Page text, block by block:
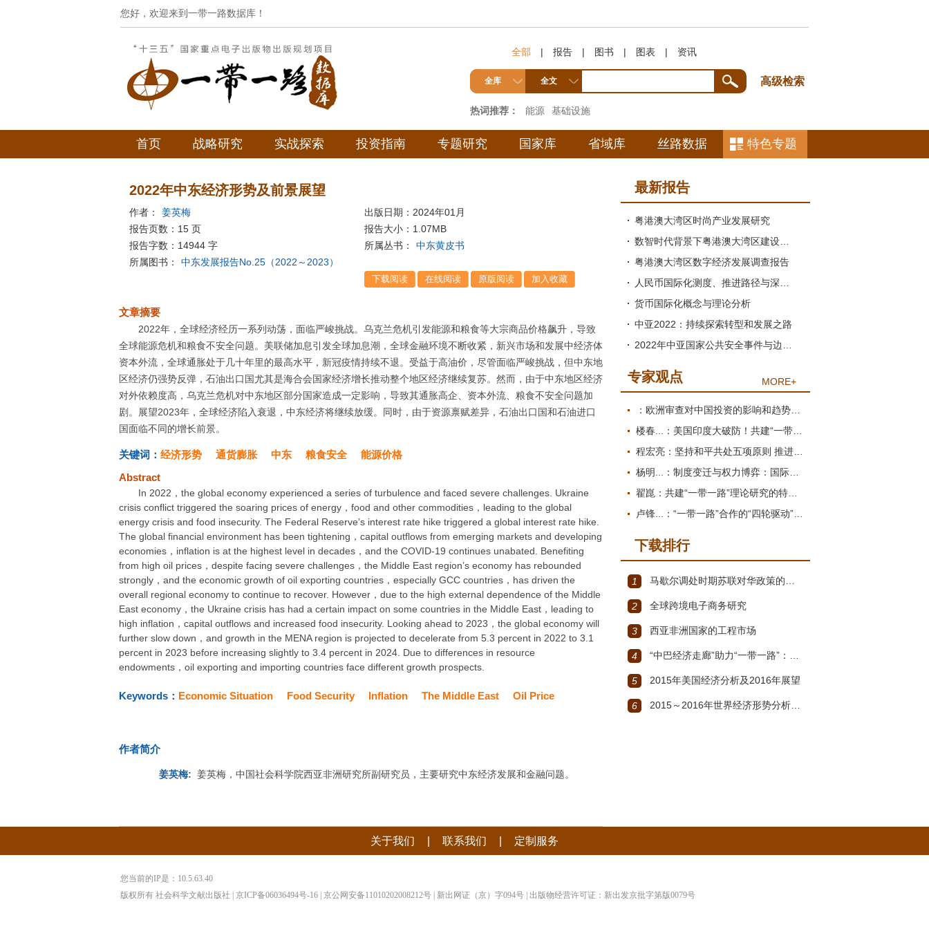
您好，欢迎来到一带一路数据库！
全部 | 报告 | 图书 | 图表 | 资讯
全库 全文 高级检索
热词推荐： 能源 基础设施
首页 战略研究 实战探索 投资指南 专题研究 国家库 省域库 丝路数据 特色专题
2022年中东经济形势及前景展望
作者： 姜英梅
出版日期：2024年01月
报告页数：15 页
报告大小： 1.07MB
报告字数：14944 字
所属丛书：
中东黄皮书
所属图书：
中东发展报告No.25（2022～2023）
文章摘要
2022年，全球经济经历一系列动荡，面临严峻挑战。乌克兰危机引发能源和粮食等大宗商品价格飙升，导致
全球能源危机和粮食不安全问题。美联储加息引发全球加息潮，全球金融环境不断收紧，新兴市场和发展中经济体
资本外流，全球通胀处于几十年里的最高水平，新冠疫情持续不退。受益于高油价，尽管面临严峻挑战，但中东地
区经济仍强势反弹，石油出口国尤其是海合会国家经济增长推动整个地区经济继续复苏。然而，由于中东地区经济
对外依赖度高，乌克兰危机对中东地区部分国家造成一定影响，导致其通胀高企、资本外流、粮食不安全问题加
剧。展望2023年，全球经济陷入衰退，中东经济将继续放缓。同时，由于资源禀赋差异，石油出口国和石油进口
国面临不同的增长前景。
关键词： 经济形势 通货膨胀 中东 粮食安全
能源价格
Abstract
In 2022，the global economy experienced a series of turbulence and faced severe challenges. Ukraine
crisis conflict triggered the soaring prices of energy，food and other commodities，leading to the global
energy crisis and food insecurity. The Federal Reserve’s interest rate hike triggered a global interest rate hike.
The global financial environment has been tightening，capital outflows from emerging markets and developing
economies，inflation is at the highest level in decades，and the COVID-19 continues unabated. Benefiting
from high oil prices，despite facing severe challenges，the Middle East region’s economy has rebounded
strongly，and the economic growth of oil exporting countries，especially GCC countries，has driven the
overall regional economy to continue to recover. However，due to the high external dependence of the Middle
East economy，the Ukraine crisis has had a certain impact on some countries in the Middle East，leading to
high inflation，capital outflows and increased food insecurity. Looking ahead to 2023，the global economy will
further slow down，and growth in the MENA region is projected to decelerate from 5.3 percent in 2022 to 3.1
percent in 2023 before increasing slightly to 3.4 percent in 2024. Due to differences in resource
endowments，oil exporting and importing countries face different growth prospects.
Keywords： Economic Situation Food Security Inflation The Middle East Oil Price
作者简介
姜英梅: 姜英梅，中国社会科学院西亚非洲研究所副研究员，主要研究中东经济发展和金融问题。
最新报告
粤港澳大湾区时尚产业发展研究
粤港澳大湾区数字经济发展调查报告
货币国际化概念与理论分析
中亚2022：持续探索转型和发展之路
专家观点 MORE+
下载排行
1 马歇尔调处时期苏联对华政策的演变（1945年12月～1947年1月）
2 全球跨境电子商务研究
3 西亚非洲国家的工程市场
4 “中巴经济走廊”助力“一带一路”：机遇与挑战
5 2015年美国经济分析及2016年展望
6 2015～2016年世界经济形势分析与展望
关于我们 联系我们 定制服务
您当前的IP是： 10.5.63.40
版权所有 社会科学文献出版社 | 京ICP备06036494号-16 | 京公网安备11010202008212号 | 新出网证（京）字094号 | 出版物经营许可证：新出发京批字第版0079号